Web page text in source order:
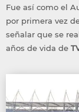
Fue así como el
por primera vez
señalar que se
años de vida de